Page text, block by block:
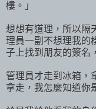
樓。」
想想有道理，所以隔
理員一副不想理我的
子上找到朋友的簽名
管理員才走到冰箱，
拿走，我怎麼知道你